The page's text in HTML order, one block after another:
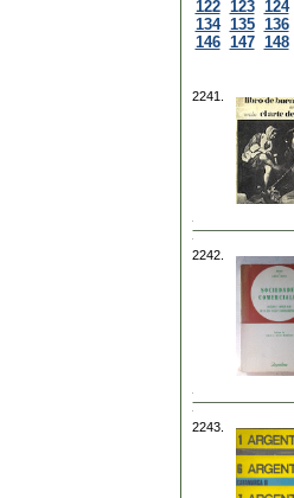
122 123 124
134 135 136
146 147 148
2241.
2242.
2243.